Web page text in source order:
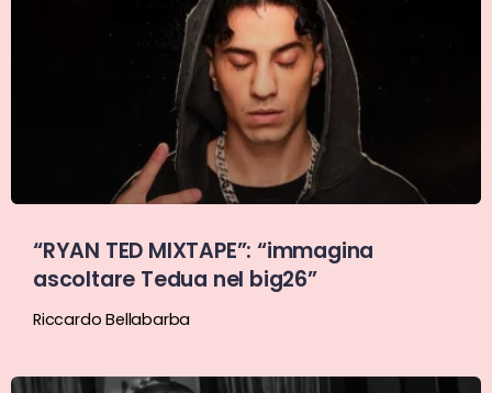
“RYAN TED MIXTAPE”: “immagina
ascoltare Tedua nel big26”
Riccardo Bellabarba